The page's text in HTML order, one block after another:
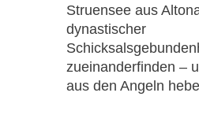
Struensee aus
dynastischer
zueinanderfinden –
aus den Angeln